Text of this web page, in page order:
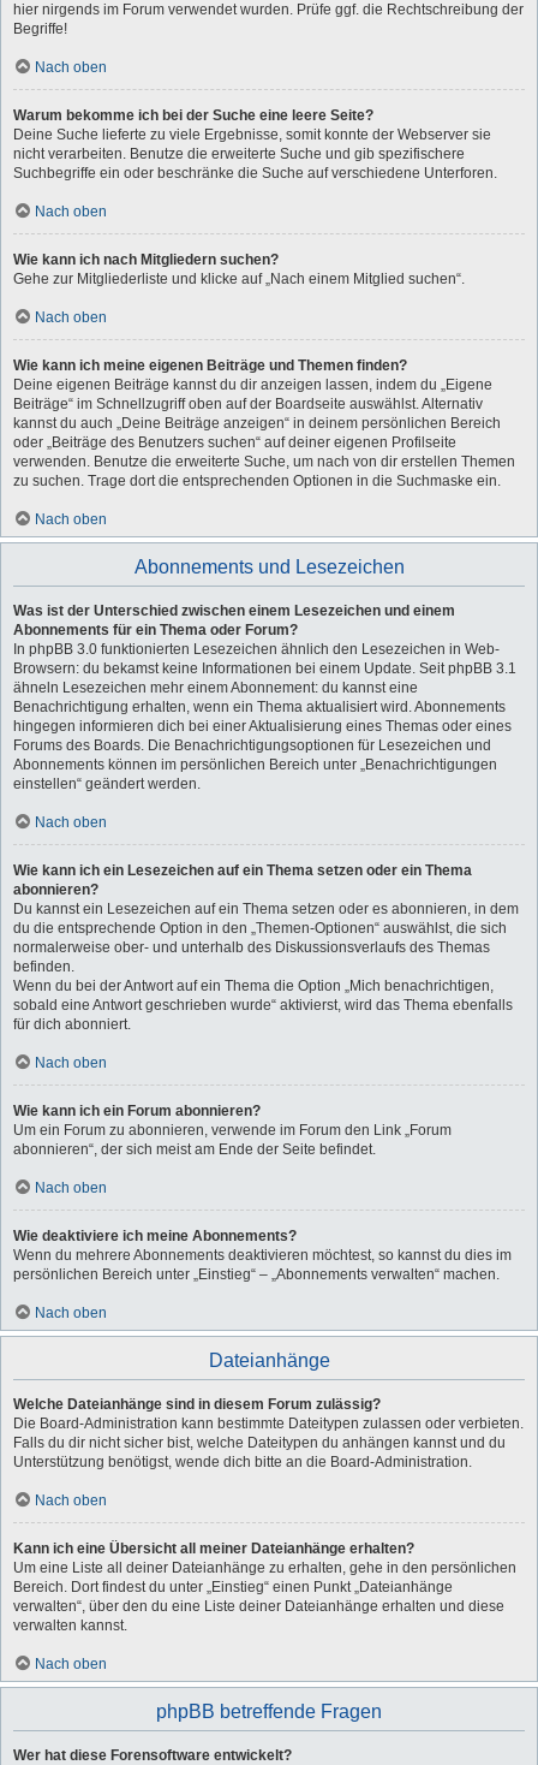
hier nirgends im Forum verwendet wurden. Prüfe ggf. die Rechtschreibung der
Begriffe!
Nach oben
Warum bekomme ich bei der Suche eine leere Seite?
Deine Suche lieferte zu viele Ergebnisse, somit konnte der Webserver sie
nicht verarbeiten. Benutze die erweiterte Suche und gib spezifischere
Suchbegriffe ein oder beschränke die Suche auf verschiedene Unterforen.
Nach oben
Wie kann ich nach Mitgliedern suchen?
Gehe zur Mitgliederliste und klicke auf „Nach einem Mitglied suchen“.
Nach oben
Wie kann ich meine eigenen Beiträge und Themen finden?
Deine eigenen Beiträge kannst du dir anzeigen lassen, indem du „Eigene
Beiträge“ im Schnellzugriff oben auf der Boardseite auswählst. Alternativ
kannst du auch „Deine Beiträge anzeigen“ in deinem persönlichen Bereich
oder „Beiträge des Benutzers suchen“ auf deiner eigenen Profilseite
verwenden. Benutze die erweiterte Suche, um nach von dir erstellen Themen
zu suchen. Trage dort die entsprechenden Optionen in die Suchmaske ein.
Nach oben
Abonnements und Lesezeichen
Was ist der Unterschied zwischen einem Lesezeichen und einem
Abonnements für ein Thema oder Forum?
In phpBB 3.0 funktionierten Lesezeichen ähnlich den Lesezeichen in Web-
Browsern: du bekamst keine Informationen bei einem Update. Seit phpBB 3.1
ähneln Lesezeichen mehr einem Abonnement: du kannst eine
Benachrichtigung erhalten, wenn ein Thema aktualisiert wird. Abonnements
hingegen informieren dich bei einer Aktualisierung eines Themas oder eines
Forums des Boards. Die Benachrichtigungsoptionen für Lesezeichen und
Abonnements können im persönlichen Bereich unter „Benachrichtigungen
einstellen“ geändert werden.
Nach oben
Wie kann ich ein Lesezeichen auf ein Thema setzen oder ein Thema
abonnieren?
Du kannst ein Lesezeichen auf ein Thema setzen oder es abonnieren, in dem
du die entsprechende Option in den „Themen-Optionen“ auswählst, die sich
normalerweise ober- und unterhalb des Diskussionsverlaufs des Themas
befinden.
Wenn du bei der Antwort auf ein Thema die Option „Mich benachrichtigen,
sobald eine Antwort geschrieben wurde“ aktivierst, wird das Thema ebenfalls
für dich abonniert.
Nach oben
Wie kann ich ein Forum abonnieren?
Um ein Forum zu abonnieren, verwende im Forum den Link „Forum
abonnieren“, der sich meist am Ende der Seite befindet.
Nach oben
Wie deaktiviere ich meine Abonnements?
Wenn du mehrere Abonnements deaktivieren möchtest, so kannst du dies im
persönlichen Bereich unter „Einstieg“ – „Abonnements verwalten“ machen.
Nach oben
Dateianhänge
Welche Dateianhänge sind in diesem Forum zulässig?
Die Board-Administration kann bestimmte Dateitypen zulassen oder verbieten.
Falls du dir nicht sicher bist, welche Dateitypen du anhängen kannst und du
Unterstützung benötigst, wende dich bitte an die Board-Administration.
Nach oben
Kann ich eine Übersicht all meiner Dateianhänge erhalten?
Um eine Liste all deiner Dateianhänge zu erhalten, gehe in den persönlichen
Bereich. Dort findest du unter „Einstieg“ einen Punkt „Dateianhänge
verwalten“, über den du eine Liste deiner Dateianhänge erhalten und diese
verwalten kannst.
Nach oben
phpBB betreffende Fragen
Wer hat diese Forensoftware entwickelt?